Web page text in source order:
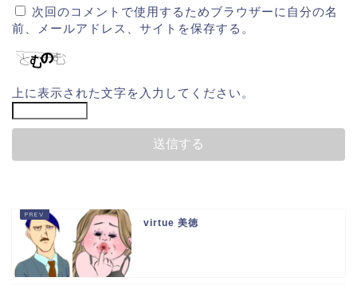
次回のコメントで使用するためブラウザーに自分の名
前、メールアドレス、サイトを保存する。
上に表示された文字を入力してください。
virtue 美徳